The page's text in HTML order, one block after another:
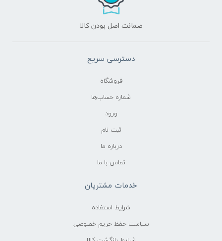
ضمانت اصل بودن کالا
دسترسی سریع
فروشگاه
شماره حساب‌ها
ورود
ثبت نام
درباره ما
تماس با ما
خدمات مشتریان
شرایط استفاده
سیاست حفظ حریم خصوصی